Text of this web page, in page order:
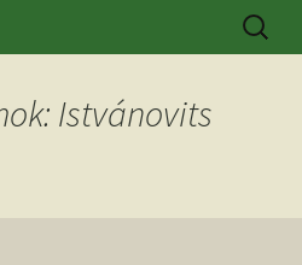
Tanszék
Istvánovits